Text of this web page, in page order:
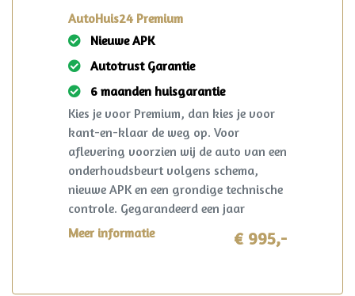
AutoHuis24 Premium
Nieuwe APK
Autotrust Garantie
6 maanden huisgarantie
Kies je voor Premium, dan kies je voor
kant-en-klaar de weg op. Voor
aflevering voorzien wij de auto van een
onderhoudsbeurt volgens schema,
nieuwe APK en een grondige technische
controle. Gegarandeerd een jaar
onderhoudsvrij rijden. Ook krijg je 6
maanden AutoHuis24 garantie op deze
Meer informatie € 995,-